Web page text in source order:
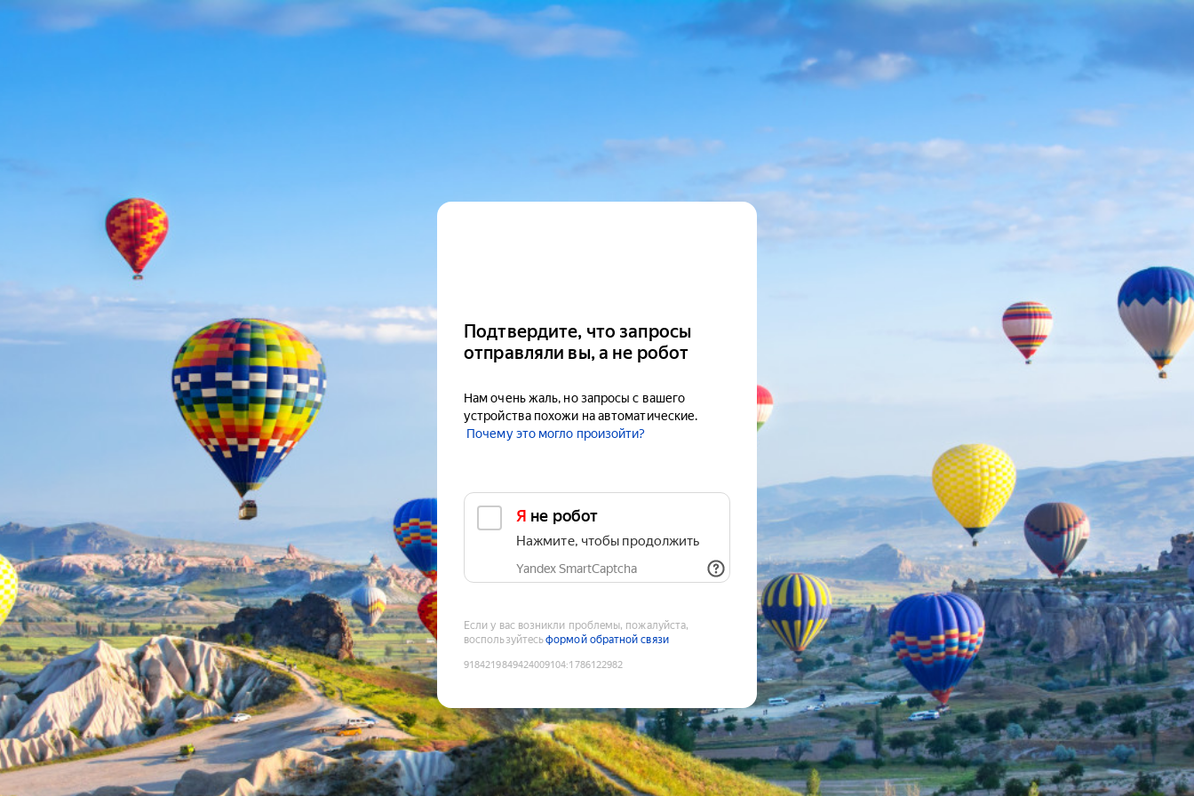
Подтвердите, что запросы
отправляли вы, а не робот
Нам очень жаль, но запросы с вашего
устройства похожи на автоматические.
Почему это могло произойти?
Я не робот
Нажмите, чтобы продолжить
Yandex SmartCaptcha
Если у вас возникли проблемы, пожалуйста,
воспользуйтесьформой обратной связи
9184219849424009104:1786122982